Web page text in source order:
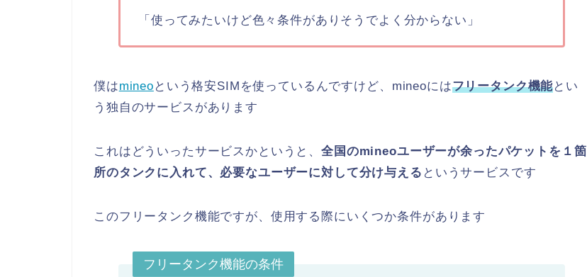
「使ってみたいけど色々条件がありそうでよく分からない」
僕はmineo という格安SIMを使っているんですけど、mineoにはフリータンク機能とい
う独自のサービスがあります
これはどういったサービスかというと、全国のmineoユーザーが余ったパケットを１箇
所のタンクに入れて、必要なユーザーに対して分け与える というサービスです
このフリータンク機能ですが、使用する際にいくつか条件があります
フリータンク機能の条件